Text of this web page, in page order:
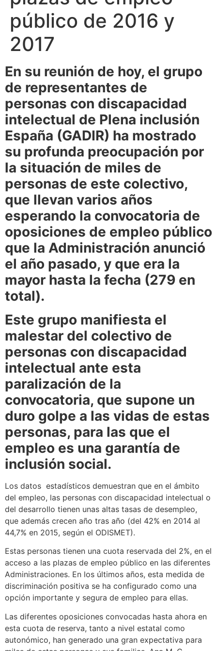
público de 2016 y
2017
En su reunión de hoy, el grupo
de representantes de
personas con discapacidad
intelectual de Plena inclusión
España (GADIR) ha mostrado
su profunda preocupación por
la situación de miles de
personas de este colectivo,
que llevan varios años
esperando la convocatoria de
oposiciones de empleo público
que la Administración anunció
el año pasado, y que era la
mayor hasta la fecha (279 en
total).
Este grupo manifiesta el
malestar del colectivo de
personas con discapacidad
intelectual ante esta
paralización de la
convocatoria, que supone un
duro golpe a las vidas de estas
personas, para las que el
empleo es una garantía de
inclusión social.
Los datos estadísticos demuestran que en el ámbito
del empleo, las personas con discapacidad intelectual o
del desarrollo tienen unas altas tasas de desempleo,
que además crecen año tras año (del 42% en 2014 al
44,7% en 2015, según el ODISMET).
Estas personas tienen una cuota reservada del 2%, en el
acceso a las plazas de empleo público en las diferentes
Administraciones. En los últimos años, esta medida de
discriminación positiva se ha configurado como una
opción importante y segura de empleo para ellas.
Las diferentes oposiciones convocadas hasta ahora en
esta cuota de reserva, tanto a nivel estatal como
autonómico, han generado una gran expectativa para